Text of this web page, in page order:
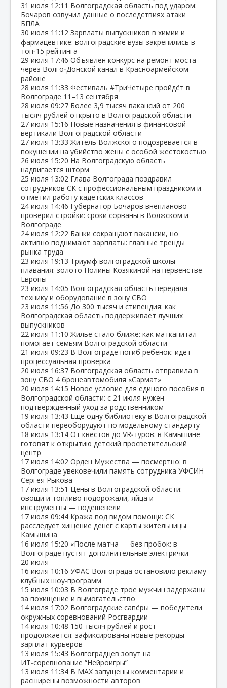
31 июля 12:11 Волгоградская область под ударом:
Бочаров озвучил данные о последствиях атаки
БПЛА
30 июля 11:12 Зарплаты выпускников в химии и
фармацевтике: волгоградские вузы закрепились в
топ‑15 рейтинга
29 июля 17:46 Объявлен конкурс на ремонт моста
через Волго‑Донской канал в Красноармейском
районе
28 июля 11:33 Фестиваль #ТриЧетыре пройдёт в
Волгограде 11–13 сентября
28 июля 09:27 Более 3,9 тысяч вакансий от 200
тысяч рублей открыто в Волгоградской области
27 июля 15:16 Новые назначения в финансовой
вертикали Волгоградской области
27 июля 13:33 Житель Волжского подозревается в
покушении на убийство жены с особой жестокостью
26 июля 15:20 На Волгоградскую область
надвигается шторм
25 июля 13:02 Глава Волгограда поздравил
сотрудников СК с профессиональным праздником и
отметил работу кадетских классов
24 июля 14:46 Губернатор Бочаров внепланово
проверил стройки: сроки сорваны в Волжском и
Волгограде
24 июля 12:22 Банки сокращают вакансии, но
активно поднимают зарплаты: главные тренды
рынка труда
23 июля 19:13 Триумф волгоградской школы
плавания: золото Полины Козякиной на первенстве
Европы
23 июля 14:05 Волгоградская область передала
технику и оборудование в зону СВО
23 июля 11:56 До 300 тысяч и стипендия: как
Волгоградская область поддерживает лучших
выпускников
22 июля 11:10 Жильё стало ближе: как маткапитал
помогает семьям Волгоградской области
21 июля 09:23 В Волгограде погиб ребёнок: идёт
процессуальная проверка
20 июля 16:37 Волгоградская область отправила в
зону СВО 4 бронеавтомобиля «Сармат»
20 июля 14:15 Новое условие для единого пособия в
Волгоградской области: с 21 июля нужен
подтверждённый уход за родственником
19 июля 13:43 Ещё одну библиотеку в Волгоградской
области переоборудуют по модельному стандарту
18 июля 13:14 От квестов до VR‑туров: в Камышине
готовят к открытию детский просветительский
центр
17 июля 14:02 Орден Мужества — посмертно: в
Волгограде увековечили память сотрудника УФСИН
Сергея Рыкова
17 июля 13:51 Цены в Волгоградской области:
овощи и топливо подорожали, яйца и
инструменты — подешевели
17 июля 09:44 Кража под видом помощи: СК
расследует хищение денег с карты жительницы
Камышина
16 июля 15:20 «После матча — без пробок: в
Волгограде пустят дополнительные электрички
20 июля
16 июля 10:16 УФАС Волгограда остановило рекламу
клубных шоу‑программ
15 июля 10:03 В Волгограде трое мужчин задержаны
за похищение и вымогательство
14 июля 17:02 Волгоградские сапёры — победители
окружных соревнований Росгвардии
14 июля 10:48 150 тысяч рублей и рост
продолжается: зафиксированы новые рекорды
зарплат курьеров
13 июля 15:43 Волгоградцев зовут на
ИТ‑соревнование “Нейроигры”
13 июля 11:34 В МАХ запущены комментарии и
расширены возможности авторов